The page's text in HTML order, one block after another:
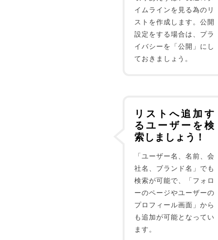
イムラインを見る為のリ
ストを作成します。公開
設定をする場合は、プラ
イバシーを「公開」にし
ておきましょう。
リストへ追加す
るユーザーを検
索しましょう！
「ユーザー名、名前、会
社名、ブランド名」でも
検索が可能で、「フォロ
ーのページやユーザーの
プロフィール画面」から
も追加が可能となってい
ます。